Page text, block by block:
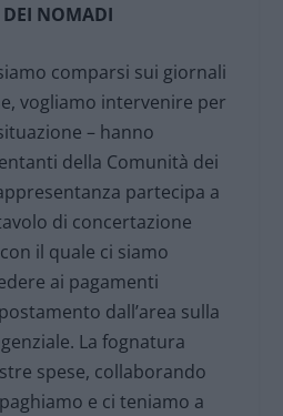
NOMADI
comparsi sui giornali
vogliamo intervenire per
– hanno
della Comunità dei
partecipa a
di concertazione
il quale ci siamo
ai pagamenti
dall’area sulla
La fognatura
spese, collaborando
e ci teniamo a